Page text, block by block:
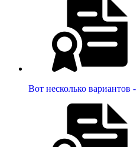
Вот несколько